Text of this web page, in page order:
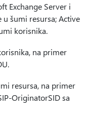
Exchange Server i
u šumi resursa; Active
korisnika.
na primer
resursa, na primer
OriginatorSID sa